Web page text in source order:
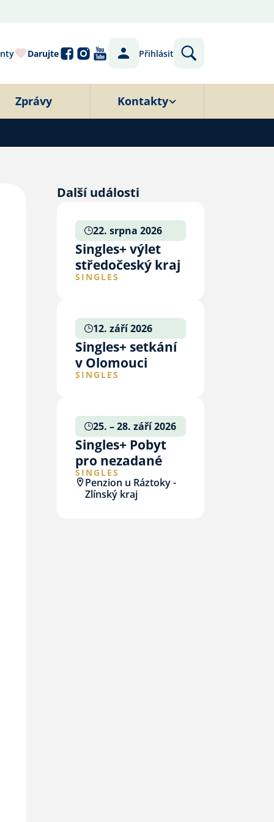
Darujte Přihlásit
Zprávy Kontakty
Další události
22. srpna 2026
Singles+ výlet
středočeský kraj
SINGLES
12. září 2026
Singles+ setkání
v Olomouci
SINGLES
25. – 28. září 2026
Singles+ Pobyt
pro nezadané
SINGLES
Penzion u Ráztoky -
Zlínský kraj